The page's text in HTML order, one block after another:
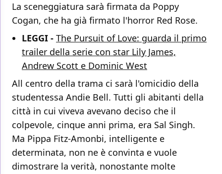
La sceneggiatura sarà firmata da Poppy
Cogan, che ha già firmato l'horror Red Rose.
LEGGI - The Pursuit of Love: guarda il primo
trailer della serie con star Lily James,
Andrew Scott e Dominic West
All centro della trama ci sarà l'omicidio della
studentessa Andie Bell. Tutti gli abitanti della
città in cui viveva avevano deciso che il
colpevole, cinque anni prima, era Sal Singh.
Ma Pippa Fitz-Amonbi, intelligente e
determinata, non ne è convinta e vuole
dimostrare la verità, nonostante molte